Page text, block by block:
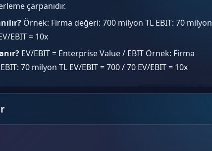
çarpanıdır.
Örnek: Firma değeri: 700 milyon TL EBIT: 70 milyon
EBIT = 10x
EV/EBIT = Enterprise Value / EBIT Örnek: Firma
70 milyon TL EV/EBIT = 700 / 70 EV/EBIT = 10x